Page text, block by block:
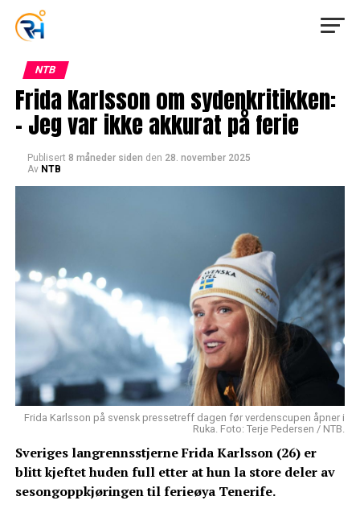
NTB
Frida Karlsson om sydenkritikken:
– Jeg var ikke akkurat på ferie
Publisert 8 måneder siden den 28. november 2025
Av NTB
Frida Karlsson på svensk pressetreff dagen før verdenscupen åpner i
Ruka. Foto: Terje Pedersen / NTB.
Sveriges langrennsstjerne Frida Karlsson (26) er
blitt kjeftet huden full etter at hun la store deler av
sesongoppkjøringen til ferieøya Tenerife.